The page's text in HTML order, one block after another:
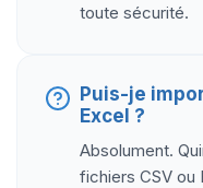
toute sécurité.
Puis-je
Excel ?
Absolument.
fichiers CSV ou